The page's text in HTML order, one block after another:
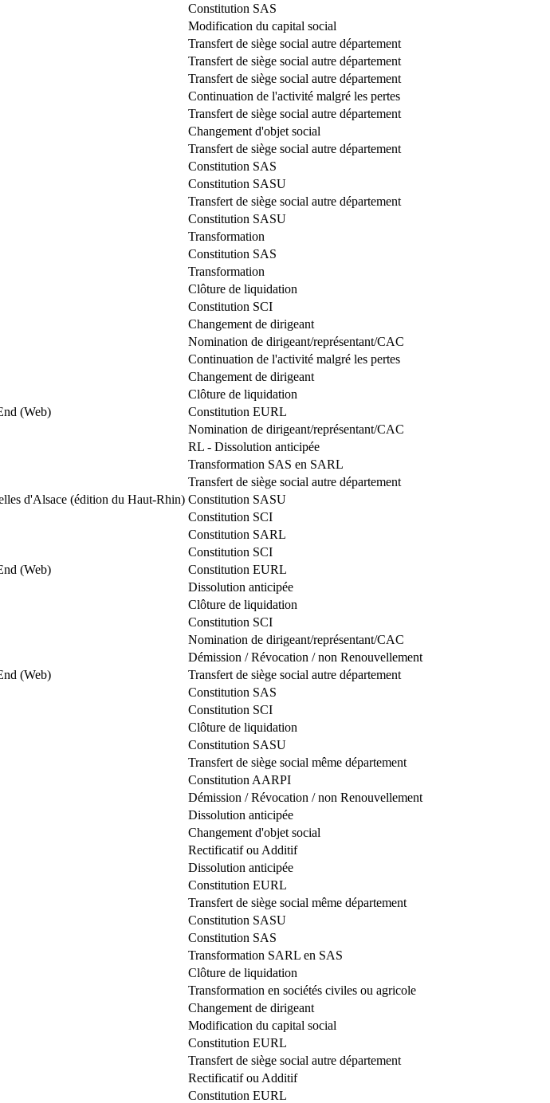
Constitution SAS
Modification du capital social
Transfert de siège social autre département
Transfert de siège social autre département
Transfert de siège social autre département
Continuation de l'activité malgré les pertes
Transfert de siège social autre département
Changement d'objet social
Transfert de siège social autre département
Constitution SAS
Constitution SASU
Transfert de siège social autre département
Constitution SASU
Transformation
Constitution SAS
Transformation
Clôture de liquidation
Constitution SCI
Changement de dirigeant
Nomination de dirigeant/représentant/CAC
Continuation de l'activité malgré les pertes
Changement de dirigeant
Clôture de liquidation
(Web)
Constitution EURL
Nomination de dirigeant/représentant/CAC
RL - Dissolution anticipée
Transformation SAS en SARL
Transfert de siège social autre département
d'Alsace (édition du Haut-Rhin) Constitution SASU
Constitution SCI
Constitution SARL
Constitution SCI
(Web)
Constitution EURL
Dissolution anticipée
Clôture de liquidation
Constitution SCI
Nomination de dirigeant/représentant/CAC
Démission / Révocation / non Renouvellement
(Web)
Transfert de siège social autre département
Constitution SAS
Constitution SCI
Clôture de liquidation
Constitution SASU
Transfert de siège social même département
Constitution AARPI
Démission / Révocation / non Renouvellement
Dissolution anticipée
Changement d'objet social
Rectificatif ou Additif
Dissolution anticipée
Constitution EURL
Transfert de siège social même département
Constitution SASU
Constitution SAS
Transformation SARL en SAS
Clôture de liquidation
Transformation en sociétés civiles ou agricole
Changement de dirigeant
Modification du capital social
Constitution EURL
Transfert de siège social autre département
Rectificatif ou Additif
Constitution EURL